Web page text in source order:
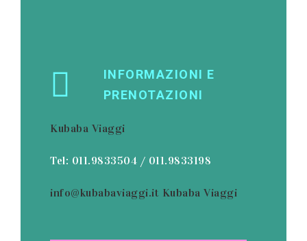
INFORMAZIONI E
PRENOTAZIONI
Kubaba Viaggi
Tel: 011.9833504 / 011.9833198
info@kubabaviaggi.it Kubaba Viaggi